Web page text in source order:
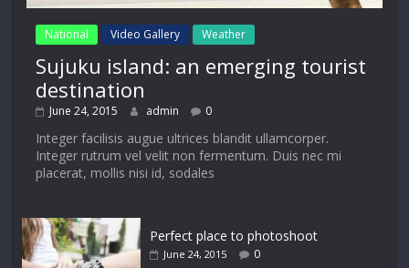
National Video Gallery Weather
Sujuku island: an emerging tourist
destination
June 24, 2015 admin 0
Integer facilisis augue ultrices blandit ullamcorper.
Integer rutrum vel velit non fermentum. Duis nec mi
placerat, mollis nisi id, sodales
Perfect place to photoshoot
June 24, 2015 0